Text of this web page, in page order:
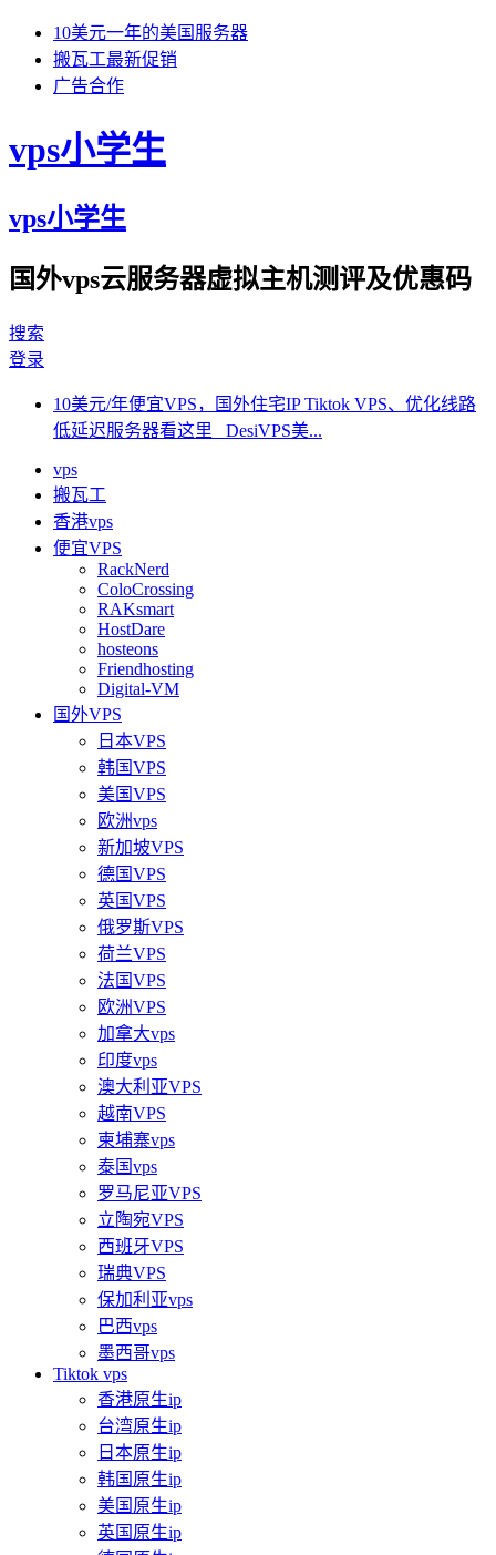
10美元一年的美国服务器
搬瓦工最新促销
广告合作
vps小学生
vps小学生
国外vps云服务器虚拟主机测评及优惠码
搜索
登录
10美元/年便宜VPS，国外住宅IP Tiktok VPS、优化线路
低延迟服务器看这里 DesiVPS美...
vps
搬瓦工
香港vps
便宜VPS
RackNerd
ColoCrossing
RAKsmart
HostDare
hosteons
Friendhosting
Digital-VM
国外VPS
日本VPS
韩国VPS
美国VPS
欧洲vps
新加坡VPS
德国VPS
英国VPS
俄罗斯VPS
荷兰VPS
法国VPS
欧洲VPS
加拿大vps
印度vps
澳大利亚VPS
越南VPS
柬埔寨vps
泰国vps
罗马尼亚VPS
立陶宛VPS
西班牙VPS
瑞典VPS
保加利亚vps
巴西vps
墨西哥vps
Tiktok vps
香港原生ip
台湾原生ip
日本原生ip
韩国原生ip
美国原生ip
英国原生ip